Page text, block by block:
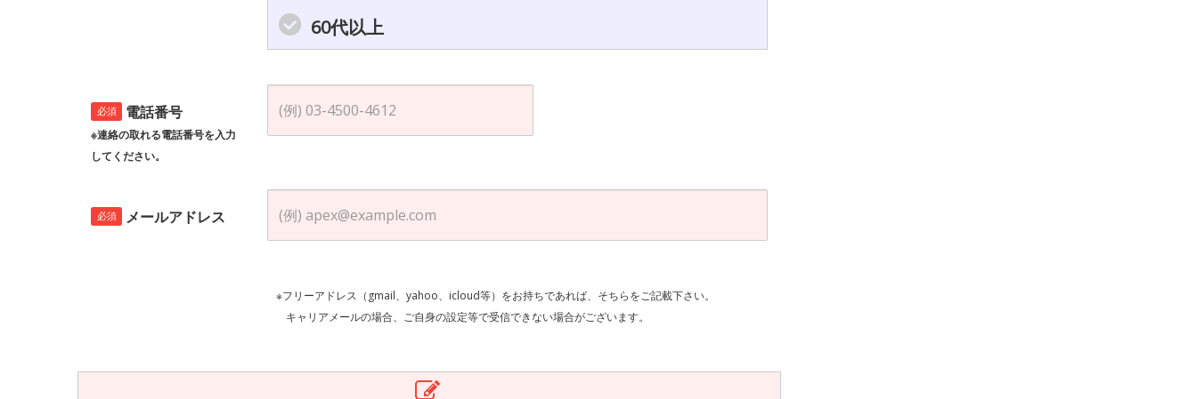
60代以上
必須 電話番号
※連絡の取れる電話番号を入力
してください。
必須 メールアドレス
※フリーアドレス（gmail、yahoo、icloud等）をお持ちであれば、そちらをご記載下さい。
キャリアメールの場合、ご自身の設定等で受信できない場合がございます。